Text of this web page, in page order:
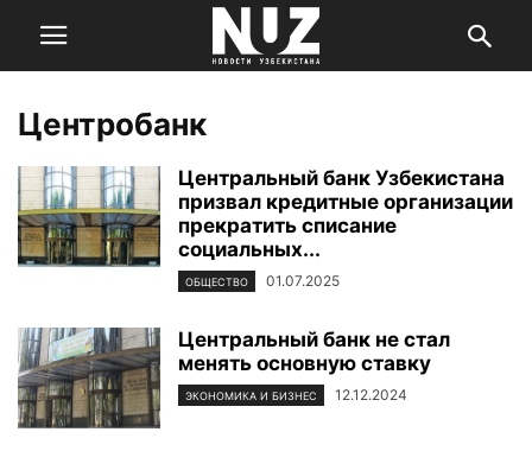
Центробанк
Центральный банк Узбекистана
призвал кредитные организации
прекратить списание
социальных...
ОБЩЕСТВО 01.07.2025
Центральный банк не стал
менять основную ставку
ЭКОНОМИКА И БИЗНЕС 12.12.2024